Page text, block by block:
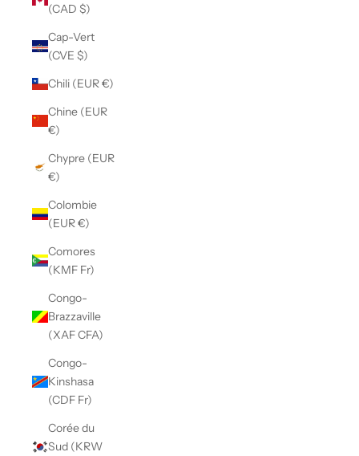
(CAD $)
Cap-Vert
(CVE $)
Chili (EUR €)
Chine (EUR
€)
Chypre (EUR
€)
Colombie
(EUR €)
Comores
(KMF Fr)
Congo-
Brazzaville
(XAF CFA)
Congo-
Kinshasa
(CDF Fr)
Corée du
Sud (KRW